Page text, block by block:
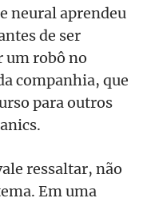
neural aprendeu
de ser
um robô no
companhia, que
para outros
ressaltar, não
Em uma